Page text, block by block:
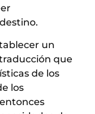
un
que
de los
los